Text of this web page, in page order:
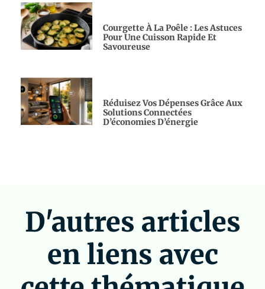
Courgette À La Poêle : Les Astuces
Pour Une Cuisson Rapide Et
Savoureuse
Réduisez Vos Dépenses Grâce Aux
Solutions Connectées
D’économies D’énergie
D'autres articles
en liens avec